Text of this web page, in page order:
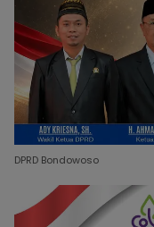
DPRD Bondowoso